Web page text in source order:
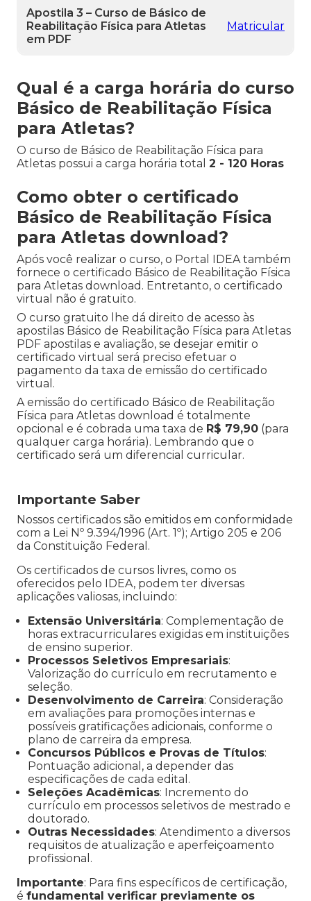
Apostila 3 – Curso de Básico de
Reabilitação Física para Atletas
em PDF
Matricular
Qual é a carga horária do curso
Básico de Reabilitação Física
para Atletas?
O curso de Básico de Reabilitação Física para
Atletas possui a carga horária total 2 - 120 Horas
Como obter o certificado
Básico de Reabilitação Física
para Atletas download?
Após você realizar o curso, o Portal IDEA também
fornece o certificado Básico de Reabilitação Física
para Atletas download. Entretanto, o certificado
virtual não é gratuito.
O curso gratuito lhe dá direito de acesso às
apostilas Básico de Reabilitação Física para Atletas
PDF apostilas e avaliação, se desejar emitir o
certificado virtual será preciso efetuar o
pagamento da taxa de emissão do certificado
virtual.
A emissão do certificado Básico de Reabilitação
Física para Atletas download é totalmente
opcional e é cobrada uma taxa de R$ 79,90 (para
qualquer carga horária). Lembrando que o
certificado será um diferencial curricular.
Importante Saber
Nossos certificados são emitidos em conformidade
com a Lei Nº 9.394/1996 (Art. 1º); Artigo 205 e 206
da Constituição Federal.
Os certificados de cursos livres, como os
oferecidos pelo IDEA, podem ter diversas
aplicações valiosas, incluindo:
Extensão Universitária: Complementação de
horas extracurriculares exigidas em instituições
de ensino superior.
Processos Seletivos Empresariais:
Valorização do currículo em recrutamento e
seleção.
Desenvolvimento de Carreira: Consideração
em avaliações para promoções internas e
possíveis gratificações adicionais, conforme o
plano de carreira da empresa.
Concursos Públicos e Provas de Títulos:
Pontuação adicional, a depender das
especificações de cada edital.
Seleções Acadêmicas: Incremento do
currículo em processos seletivos de mestrado e
doutorado.
Outras Necessidades: Atendimento a diversos
requisitos de atualização e aperfeiçoamento
profissional.
Importante: Para fins específicos de certificação,
é fundamental verificar previamente os